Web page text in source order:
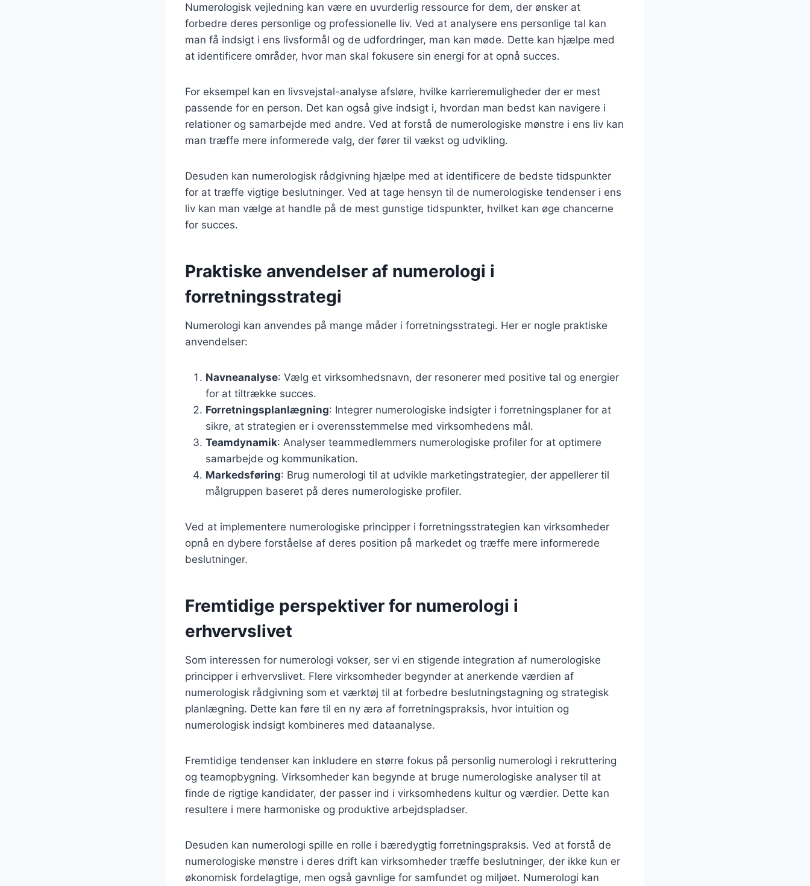
Numerologisk vejledning kan være en uvurderlig ressource for dem, der ønsker at
forbedre deres personlige og professionelle liv. Ved at analysere ens personlige tal kan
man få indsigt i ens livsformål og de udfordringer, man kan møde. Dette kan hjælpe med
at identificere områder, hvor man skal fokusere sin energi for at opnå succes.
For eksempel kan en livsvejstal-analyse afsløre, hvilke karrieremuligheder der er mest
passende for en person. Det kan også give indsigt i, hvordan man bedst kan navigere i
relationer og samarbejde med andre. Ved at forstå de numerologiske mønstre i ens liv kan
man træffe mere informerede valg, der fører til vækst og udvikling.
Desuden kan numerologisk rådgivning hjælpe med at identificere de bedste tidspunkter
for at træffe vigtige beslutninger. Ved at tage hensyn til de numerologiske tendenser i ens
liv kan man vælge at handle på de mest gunstige tidspunkter, hvilket kan øge chancerne
for succes.
Praktiske anvendelser af numerologi i
forretningsstrategi
Numerologi kan anvendes på mange måder i forretningsstrategi. Her er nogle praktiske
anvendelser:
Navneanalyse: Vælg et virksomhedsnavn, der resonerer med positive tal og energier
for at tiltrække succes.
Forretningsplanlægning: Integrer numerologiske indsigter i forretningsplaner for at
sikre, at strategien er i overensstemmelse med virksomhedens mål.
Teamdynamik: Analyser teammedlemmers numerologiske profiler for at optimere
samarbejde og kommunikation.
Markedsføring: Brug numerologi til at udvikle marketingstrategier, der appellerer til
målgruppen baseret på deres numerologiske profiler.
Ved at implementere numerologiske principper i forretningsstrategien kan virksomheder
opnå en dybere forståelse af deres position på markedet og træffe mere informerede
beslutninger.
Fremtidige perspektiver for numerologi i
erhvervslivet
Som interessen for numerologi vokser, ser vi en stigende integration af numerologiske
principper i erhvervslivet. Flere virksomheder begynder at anerkende værdien af
numerologisk rådgivning som et værktøj til at forbedre beslutningstagning og strategisk
planlægning. Dette kan føre til en ny æra af forretningspraksis, hvor intuition og
numerologisk indsigt kombineres med dataanalyse.
Fremtidige tendenser kan inkludere en større fokus på personlig numerologi i rekruttering
og teamopbygning. Virksomheder kan begynde at bruge numerologiske analyser til at
finde de rigtige kandidater, der passer ind i virksomhedens kultur og værdier. Dette kan
resultere i mere harmoniske og produktive arbejdspladser.
Desuden kan numerologi spille en rolle i bæredygtig forretningspraksis. Ved at forstå de
numerologiske mønstre i deres drift kan virksomheder træffe beslutninger, der ikke kun er
økonomisk fordelagtige, men også gavnlige for samfundet og miljøet. Numerologi kan